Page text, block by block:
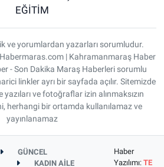
EĞİTİM
ve yorumlardan yazarları sorumludur.
| Kahramanmaraş Haber
- Son Dakika Maraş Haberleri sorumlu
linkler ayrı bir sayfada açılır. Sitemizde
ve fotoğraflar izin alınmaksızın
herhangi bir ortamda kullanılamaz ve
yayınlanamaz
GÜNCEL
KADIN AİLE
Haber
Yazılımı: TE